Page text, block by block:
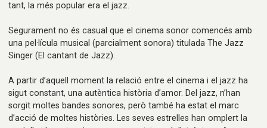
tant, la més popular era el jazz.
Segurament no és casual que el cinema sonor comencés amb
una pel·lícula musical (parcialment sonora) titulada The Jazz
Singer (El cantant de Jazz).
A partir d’aquell moment la relació entre el cinema i el jazz ha
sigut constant, una autèntica història d’amor. Del jazz, n’han
sorgit moltes bandes sonores, però també ha estat el marc
d’acció de moltes històries. Les seves estrelles han omplert la